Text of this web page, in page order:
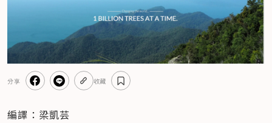
分享 收藏
編譯：梁凱芸